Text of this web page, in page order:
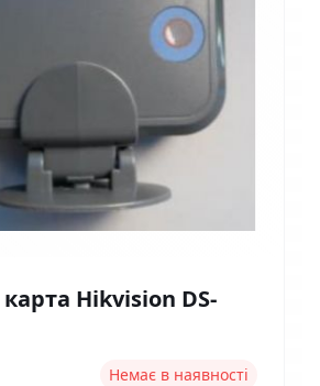
Hikvision DS-
Немає в наявності